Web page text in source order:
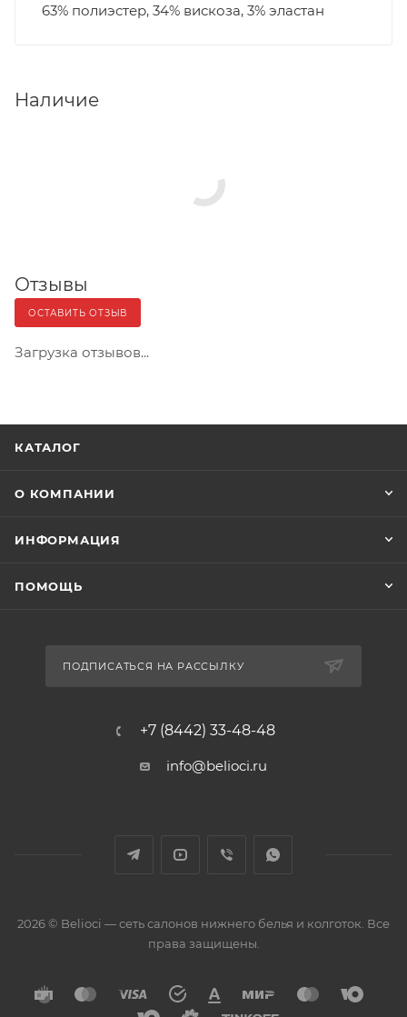
63% полиэстер, 34% вискоза, 3% эластан
Наличие
Отзывы
ОСТАВИТЬ ОТЗЫВ
Загрузка отзывов...
КАТАЛОГ
О КОМПАНИИ
ИНФОРМАЦИЯ
ПОМОЩЬ
ПОДПИСАТЬСЯ НА РАССЫЛКУ
+7 (8442) 33-48-48
info@belioci.ru
2026 © Belioci — сеть салонов нижнего белья и колготок. Все
права защищены.